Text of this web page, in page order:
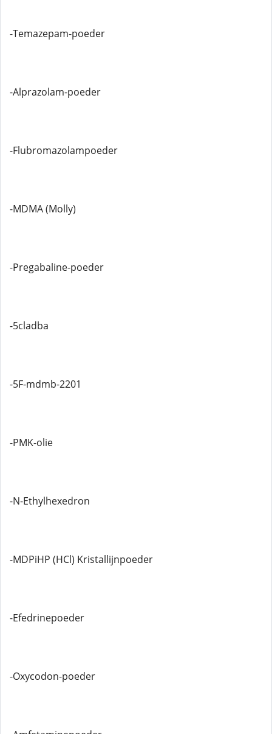
-Temazepam-poeder
-Alprazolam-poeder
-Flubromazolampoeder
-MDMA (Molly)
-Pregabaline-poeder
-5cladba
-5F-mdmb-2201
-PMK-olie
-N-Ethylhexedron
-MDPiHP (HCl) Kristallijnpoeder
-Efedrinepoeder
-Oxycodon-poeder